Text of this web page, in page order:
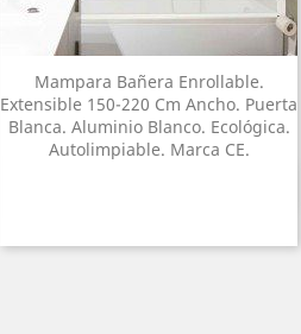
Mampara Bañera Enrollable.
Extensible 150-220 Cm Ancho. Puerta
Blanca. Aluminio Blanco. Ecológica.
Autolimpiable. Marca CE.